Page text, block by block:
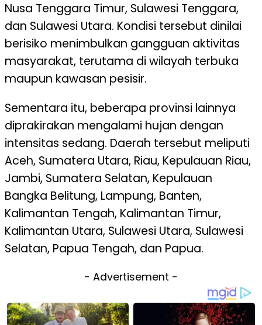
Nusa Tenggara Timur, Sulawesi Tenggara,
dan Sulawesi Utara. Kondisi tersebut dinilai
berisiko menimbulkan gangguan aktivitas
masyarakat, terutama di wilayah terbuka
maupun kawasan pesisir.
Sementara itu, beberapa provinsi lainnya
diprakirakan mengalami hujan dengan
intensitas sedang. Daerah tersebut meliputi
Aceh, Sumatera Utara, Riau, Kepulauan Riau,
Jambi, Sumatera Selatan, Kepulauan
Bangka Belitung, Lampung, Banten,
Kalimantan Tengah, Kalimantan Timur,
Kalimantan Utara, Sulawesi Utara, Sulawesi
Selatan, Papua Tengah, dan Papua.
- Advertisement -